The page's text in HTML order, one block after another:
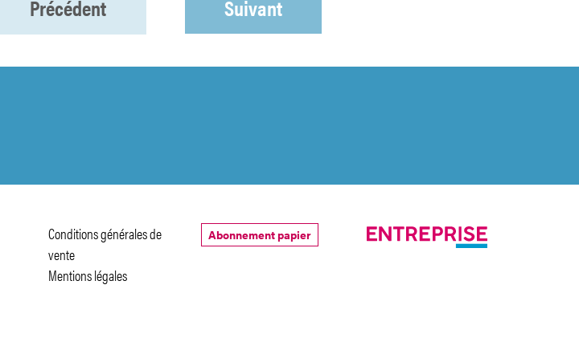
Précédent Suivant
Conditions générales de
vente
Mentions légales
Abonnement papier